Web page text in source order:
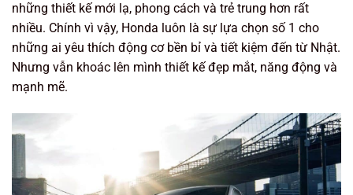
những thiết kế mới lạ, phong cách và trẻ trung hơn rất
nhiều. Chính vì vậy, Honda luôn là sự lựa chọn số 1 cho
những ai yêu thích động cơ bền bỉ và tiết kiệm đến từ Nhật.
Nhưng vẫn khoác lên mình thiết kế đẹp mắt, năng động và
mạnh mẽ.